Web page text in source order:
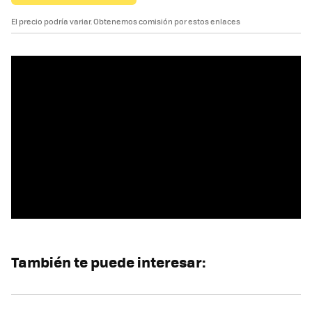
El precio podría variar. Obtenemos comisión por estos enlaces
También te puede interesar: